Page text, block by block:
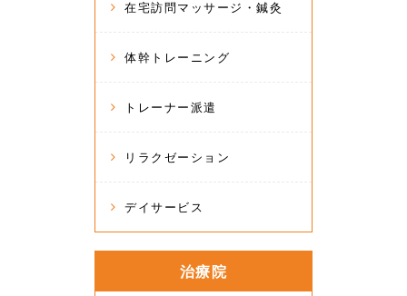
在宅訪問マッサージ・鍼灸
体幹トレーニング
トレーナー派遣
リラクゼーション
デイサービス
治療院